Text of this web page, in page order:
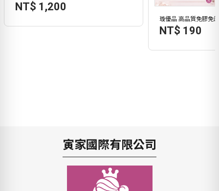
NT$ 1,200
璇優品 高品質免膠免
NT$ 190
寅家國際有限公司